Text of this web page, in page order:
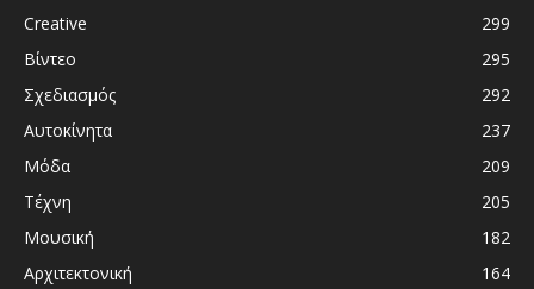
Creative
299
Βίντεο
295
Σχεδιασμός
292
Αυτοκίνητα
237
Μόδα
209
Τέχνη
205
Μουσική
182
Αρχιτεκτονική
164